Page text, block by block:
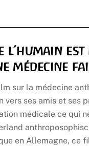
l’humain
médecine
sur la médecine
vers ses amis et ses
médicale ce qui
en Allemagne, ce